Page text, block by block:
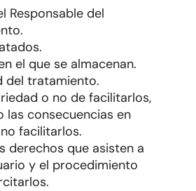
Responsable del
el que se almacenan.
del tratamiento.
o no de facilitarlos,
las consecuencias en
facilitarlos.
derechos que asisten a
y el procedimiento